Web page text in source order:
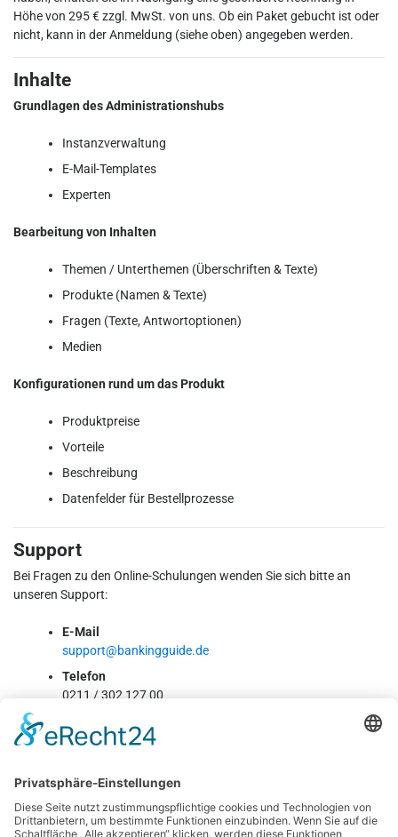
Höhe von 295 € zzgl. MwSt. von uns. Ob ein Paket gebucht ist oder
nicht, kann in der Anmeldung (siehe oben) angegeben werden.
Inhalte
Grundlagen des Administrationshubs
Instanzverwaltung
E-Mail-Templates
Experten
Bearbeitung von Inhalten
Themen / Unterthemen (Überschriften & Texte)
Produkte (Namen & Texte)
Fragen (Texte, Antwortoptionen)
Medien
Konfigurationen rund um das Produkt
Produktpreise
Vorteile
Beschreibung
Datenfelder für Bestellprozesse
Support
Bei Fragen zu den Online-Schulungen wenden Sie sich bitte an
unseren Support:
E-Mail
support@bankingguide.de
Telefon
0211 / 302 127 00
[sta_anchor id=”sonstige” /]
Sonstige Online-Schulungen